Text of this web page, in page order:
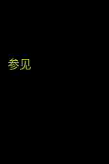
参见